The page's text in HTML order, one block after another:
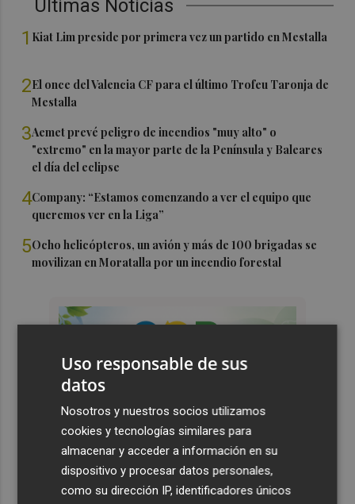
Últimas Noticias
1 Kiat Lim preside por primera vez un partido en Mestalla
2El once del Valencia CF para el último Trofeu Taronja de
Mestalla
3Aemet prevé peligro de incendios "muy alto" o
"extremo" en la mayor parte de la Península y Baleares
el día del eclipse
4Company: “Estamos comenzando a ver el equipo que
queremos ver en la Liga”
5Ocho helicópteros, un avión y más de 100 brigadas se
movilizan en Moratalla por un incendio forestal
Uso responsable de sus
datos
Nosotros y nuestros socios utilizamos
cookies y tecnologías similares para
almacenar y acceder a información en su
dispositivo y procesar datos personales,
como su dirección IP, identificadores únicos